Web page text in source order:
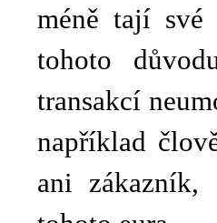
méně tají
tohoto
transakcí
například
ani zákazník,